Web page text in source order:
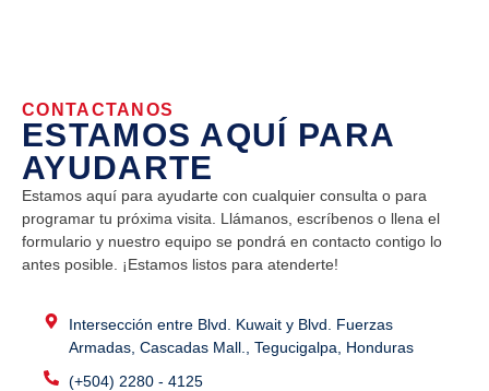
CONTACTANOS
ESTAMOS AQUÍ PARA
AYUDARTE
Estamos aquí para ayudarte con cualquier consulta o para
programar tu próxima visita. Llámanos, escríbenos o llena el
formulario y nuestro equipo se pondrá en contacto contigo lo
antes posible. ¡Estamos listos para atenderte!
Intersección entre Blvd. Kuwait y Blvd. Fuerzas
Armadas, Cascadas Mall., Tegucigalpa, Honduras
(+504) 2280 - 4125